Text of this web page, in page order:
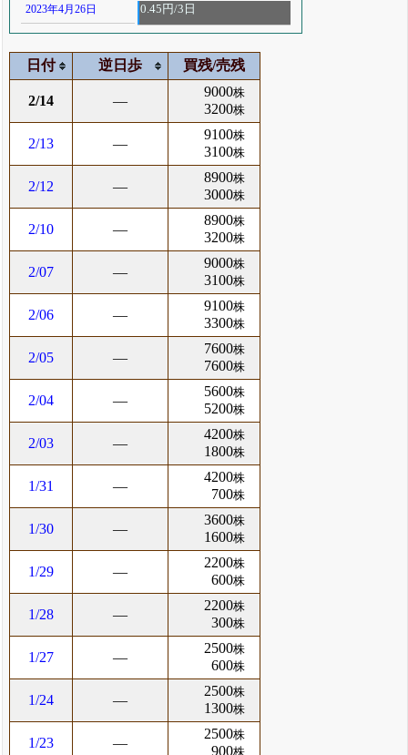
2023年4月26日 0.45円/3日
日付 逆日歩 買残/売残
2/14 ―
9000株
3200株
2/13 ―
9100株
3100株
2/12 ―
8900株
3000株
2/10 ―
8900株
3200株
2/07 ―
9000株
3100株
2/06 ―
9100株
3300株
2/05 ―
7600株
7600株
2/04 ―
5600株
5200株
2/03 ―
4200株
1800株
1/31 ―
4200株
700株
1/30 ―
3600株
1600株
1/29 ―
2200株
600株
1/28 ―
2200株
300株
1/27 ―
2500株
600株
1/24 ―
2500株
1300株
1/23 ―
2500株
900株